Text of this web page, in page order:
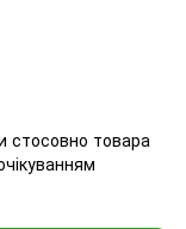
стосовно товара